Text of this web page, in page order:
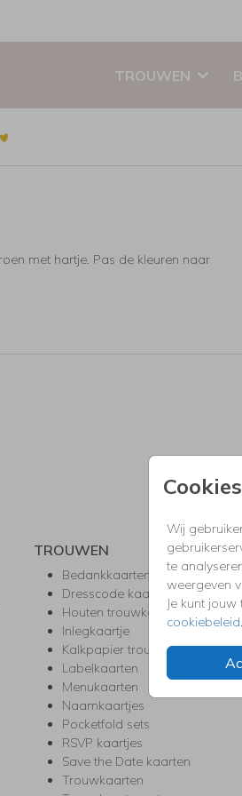
TROUWEN
Cookies
Wij
te
weergeven
Je kunt
cookiebeleid.
met hartje. Pas de kleuren naar
TROUWEN
Bedankkaarten
Dresscode kaartjes
Houten trouwkaarten
Inlegkaartje
Kalkpapier trouwkaarten
Labelkaarten
Menukaarten
Naamkaartjes
Pocketfold sets
RSVP kaartjes
Save the Date kaarten
Trouwkaarten